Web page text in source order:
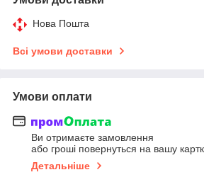
Нова Пошта
Всі умови доставки
Умови оплати
Ви отримаєте замовлення
або гроші повернуться на вашу
Детальніше